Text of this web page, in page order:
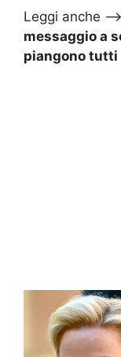
Leggi anche –>
messaggio a
piangono tutti